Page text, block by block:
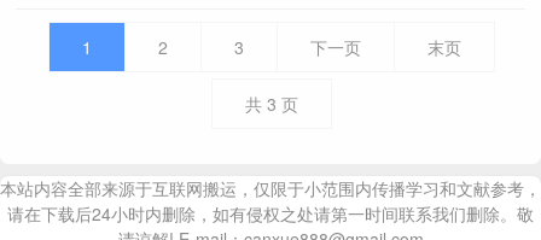
1 2 3 下一页 末页
共 3 页
本站内容全部来源于互联网搬运，仅限于小范围内传播学习和文献参考，
请在下载后24小时内删除，如有侵权之处请第一时间联系我们删除。敬